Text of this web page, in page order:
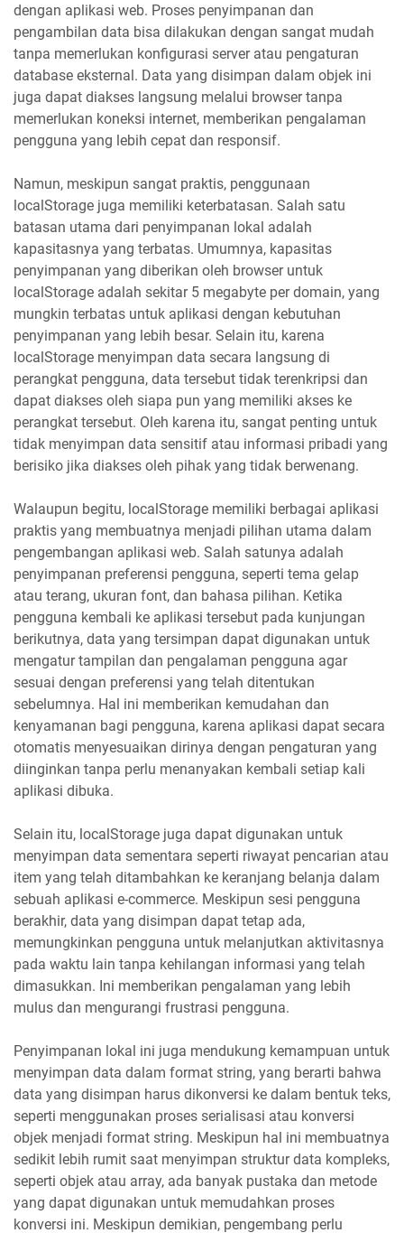
dengan aplikasi web. Proses penyimpanan dan
pengambilan data bisa dilakukan dengan sangat mudah
tanpa memerlukan konfigurasi server atau pengaturan
database eksternal. Data yang disimpan dalam objek ini
juga dapat diakses langsung melalui browser tanpa
memerlukan koneksi internet, memberikan pengalaman
pengguna yang lebih cepat dan responsif.
Namun, meskipun sangat praktis, penggunaan
localStorage juga memiliki keterbatasan. Salah satu
batasan utama dari penyimpanan lokal adalah
kapasitasnya yang terbatas. Umumnya, kapasitas
penyimpanan yang diberikan oleh browser untuk
localStorage adalah sekitar 5 megabyte per domain, yang
mungkin terbatas untuk aplikasi dengan kebutuhan
penyimpanan yang lebih besar. Selain itu, karena
localStorage menyimpan data secara langsung di
perangkat pengguna, data tersebut tidak terenkripsi dan
dapat diakses oleh siapa pun yang memiliki akses ke
perangkat tersebut. Oleh karena itu, sangat penting untuk
tidak menyimpan data sensitif atau informasi pribadi yang
berisiko jika diakses oleh pihak yang tidak berwenang.
Walaupun begitu, localStorage memiliki berbagai aplikasi
praktis yang membuatnya menjadi pilihan utama dalam
pengembangan aplikasi web. Salah satunya adalah
penyimpanan preferensi pengguna, seperti tema gelap
atau terang, ukuran font, dan bahasa pilihan. Ketika
pengguna kembali ke aplikasi tersebut pada kunjungan
berikutnya, data yang tersimpan dapat digunakan untuk
mengatur tampilan dan pengalaman pengguna agar
sesuai dengan preferensi yang telah ditentukan
sebelumnya. Hal ini memberikan kemudahan dan
kenyamanan bagi pengguna, karena aplikasi dapat secara
otomatis menyesuaikan dirinya dengan pengaturan yang
diinginkan tanpa perlu menanyakan kembali setiap kali
aplikasi dibuka.
Selain itu, localStorage juga dapat digunakan untuk
menyimpan data sementara seperti riwayat pencarian atau
item yang telah ditambahkan ke keranjang belanja dalam
sebuah aplikasi e-commerce. Meskipun sesi pengguna
berakhir, data yang disimpan dapat tetap ada,
memungkinkan pengguna untuk melanjutkan aktivitasnya
pada waktu lain tanpa kehilangan informasi yang telah
dimasukkan. Ini memberikan pengalaman yang lebih
mulus dan mengurangi frustrasi pengguna.
Penyimpanan lokal ini juga mendukung kemampuan untuk
menyimpan data dalam format string, yang berarti bahwa
data yang disimpan harus dikonversi ke dalam bentuk teks,
seperti menggunakan proses serialisasi atau konversi
objek menjadi format string. Meskipun hal ini membuatnya
sedikit lebih rumit saat menyimpan struktur data kompleks,
seperti objek atau array, ada banyak pustaka dan metode
yang dapat digunakan untuk memudahkan proses
konversi ini. Meskipun demikian, pengembang perlu